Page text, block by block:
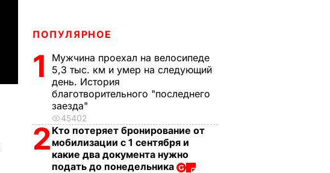
ПОПУЛЯРНОЕ
1
Мужчина проехал на велосипеде
5,3 тыс. км и умер на следующий
день. История
благотворительного "последнего
заезда"
45402
2 Кто потеряет бронирование от
мобилизации с 1 сентября и
какие два документа нужно
подать до понедельника